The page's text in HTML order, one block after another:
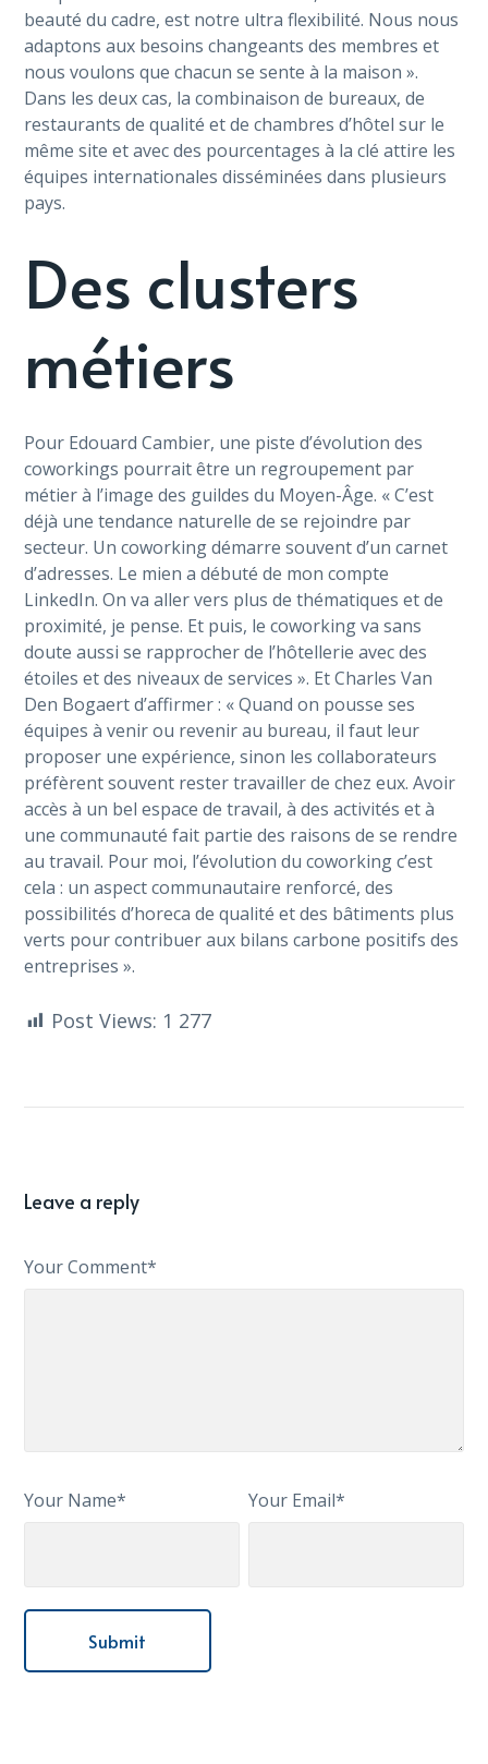
beauté du cadre, est notre ultra flexibilité. Nous nous
adaptons aux besoins changeants des membres et
nous voulons que chacun se sente à la maison ».
Dans les deux cas, la combinaison de bureaux, de
restaurants de qualité et de chambres d’hôtel sur le
même site et avec des pourcentages à la clé attire les
équipes internationales disséminées dans plusieurs
pays.
Des clusters
métiers
Pour Edouard Cambier, une piste d’évolution des
coworkings pourrait être un regroupement par
métier à l’image des guildes du Moyen-Âge. « C’est
déjà une tendance naturelle de se rejoindre par
secteur. Un coworking démarre souvent d’un carnet
d’adresses. Le mien a débuté de mon compte
LinkedIn. On va aller vers plus de thématiques et de
proximité, je pense. Et puis, le coworking va sans
doute aussi se rapprocher de l’hôtellerie avec des
étoiles et des niveaux de services ». Et Charles Van
Den Bogaert d’affirmer : « Quand on pousse ses
équipes à venir ou revenir au bureau, il faut leur
proposer une expérience, sinon les collaborateurs
préfèrent souvent rester travailler de chez eux. Avoir
accès à un bel espace de travail, à des activités et à
une communauté fait partie des raisons de se rendre
au travail. Pour moi, l’évolution du coworking c’est
cela : un aspect communautaire renforcé, des
possibilités d’horeca de qualité et des bâtiments plus
verts pour contribuer aux bilans carbone positifs des
entreprises ».
Post Views: 1 277
Leave a reply
Your Comment*
Your Name* Your Email*